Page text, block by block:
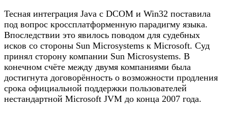
Тесная интеграция Java с DCOM и Win32 поставила
под вопрос кроссплатформенную парадигму языка.
Впоследствии это явилось поводом для судебных
исков со стороны Sun Microsystems к Microsoft. Суд
принял сторону компании Sun Microsystems. В
конечном счёте между двумя компаниями была
достигнута договорённость о возможности продления
срока официальной поддержки пользователей
нестандартной Microsoft JVM до конца 2007 года.